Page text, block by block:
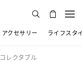
アクセサリー ライフスタ
コレクタブル